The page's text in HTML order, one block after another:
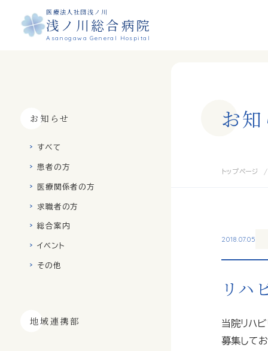
医療法人社団浅ノ川
浅ノ川総合病院
Asanogawa General Hospital
お知らせ
すべて
患者の方
医療関係者の方
求職者の方
総合案内
イベント
その他
地域連携部
お知
トップページ
2018.07.05
リハ
当院リハ
募集して